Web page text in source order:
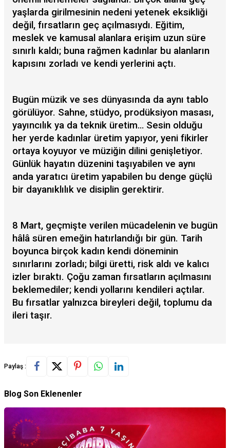
yaşlarda girilmesinin nedeni yetenek eksikliği
değil, fırsatların geç açılmasıydı. Eğitim,
meslek ve kamusal alanlara erişim uzun süre
sınırlı kaldı; buna rağmen kadınlar bu alanların
kapısını zorladı ve kendi yerlerini açtı.
Bugün müzik ve ses dünyasında da aynı tablo
görülüyor. Sahne, stüdyo, prodüksiyon masası,
yayıncılık ya da teknik üretim… Sesin olduğu
her yerde kadınlar üretim yapıyor, yeni fikirler
ortaya koyuyor ve müziğin dilini genişletiyor.
Günlük hayatın düzenini taşıyabilen ve aynı
anda yaratıcı üretim yapabilen bu denge güçlü
bir dayanıklılık ve disiplin gerektirir.
8 Mart, geçmişte verilen mücadelenin ve bugün
hâlâ süren emeğin hatırlandığı bir gün. Tarih
boyunca birçok kadın kendi döneminin
sınırlarını zorladı; bilgi üretti, risk aldı ve kalıcı
izler bıraktı. Çoğu zaman fırsatların açılmasını
beklemediler; kendi yollarını kendileri açtılar.
Bu fırsatlar yalnızca bireyleri değil, toplumu da
ileri taşır.
Paylaş :
Blog Son Eklenenler